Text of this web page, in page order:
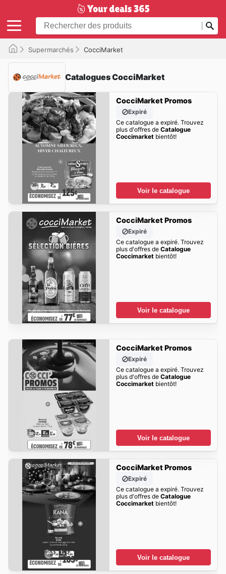
Supermarchés CocciMarket
Catalogues CocciMarket
CocciMarket Promos
Expiré
Ce catalogue a expiré. Trouvez
plus d'offres de Catalogue
Coccimarketbientôt!
Voir le catalogue
CocciMarket Promos
Expiré
Ce catalogue a expiré. Trouvez
plus d'offres de Catalogue
Coccimarketbientôt!
Voir le catalogue
CocciMarket Promos
Expiré
Ce catalogue a expiré. Trouvez
plus d'offres de Catalogue
Coccimarketbientôt!
Voir le catalogue
CocciMarket Promos
Expiré
Ce catalogue a expiré. Trouvez
plus d'offres de Catalogue
Coccimarketbientôt!
Voir le catalogue